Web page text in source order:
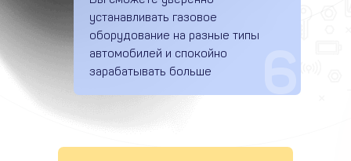
устанавливать газовое
оборудование на разные типы
автомобилей и спокойно
зарабатывать больше